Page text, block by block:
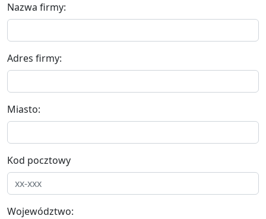
Nazwa firmy:
Adres firmy:
Miasto:
Kod pocztowy
Województwo: